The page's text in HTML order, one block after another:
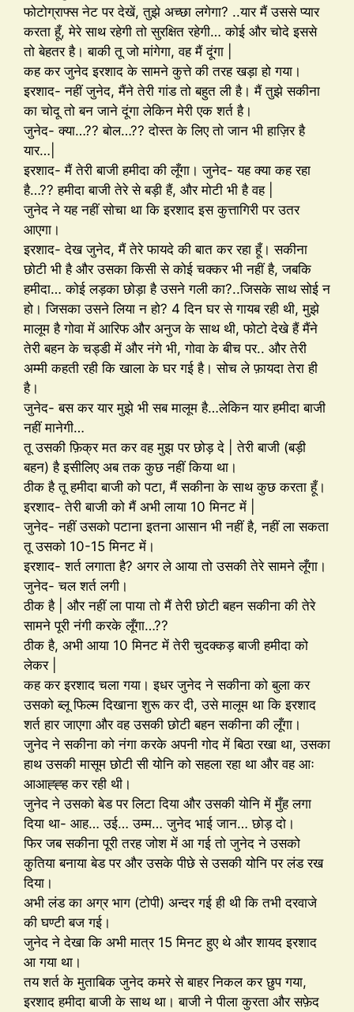
फोटोग्राफ्स नेट पर देखें, तुझे अच्छा लगेगा? ..यार मैं उससे प्यार
करता हूँ, मेरे साथ रहेगी तो सुरक्षित रहेगी… कोई और चोदे इससे
तो बेहतर है। बाकी तू जो मांगेगा, वह मैं दूंगा |
कह कर जुनेद इरशाद के सामने कुत्ते की तरह खड़ा हो गया।
इरशाद- नहीं जुनेद, मैंने तेरी गांड तो बहुत ली है। मैं तुझे सकीना
का चोदू तो बन जाने दूंगा लेकिन मेरी एक शर्त है।
जुनेद- क्या…?? बोल…?? दोस्त के लिए तो जान भी हाज़िर है
यार…|
इरशाद- मैं तेरी बाजी हमीदा की लूँगा। जुनेद- यह क्या कह रहा
है…?? हमीदा बाजी तेरे से बड़ी हैं, और मोटी भी है वह |
जुनेद ने यह नहीं सोचा था कि इरशाद इस कुत्तागिरी पर उतर
आएगा।
इरशाद- देख जुनेद, मैं तेरे फायदे की बात कर रहा हूँ। सकीना
छोटी भी है और उसका किसी से कोई चक्कर भी नहीं है, जबकि
हमीदा… कोई लड़का छोड़ा है उसने गली का?..जिसके साथ सोई न
हो। जिसका उसने लिया न हो? 4 दिन घर से गायब रही थी, मुझे
मालूम है गोवा में आरिफ और अनुज के साथ थी, फोटो देखे हैं मैंने
तेरी बहन के चड्डी में और नंगे भी, गोवा के बीच पर.. और तेरी
अम्मी कहती रही कि खाला के घर गई है। सोच ले फ़ायदा तेरा ही
है।
जुनेद- बस कर यार मुझे भी सब मालूम है…लेकिन यार हमीदा बाजी
नहीं मानेगी…
तू उसकी फ़िक्र मत कर वह मुझ पर छोड़ दे | तेरी बाजी (बड़ी
बहन) है इसीलिए अब तक कुछ नहीं किया था।
ठीक है तू हमीदा बाजी को पटा, मैं सकीना के साथ कुछ करता हूँ।
इरशाद- तेरी बाजी को मैं अभी लाया 10 मिनट में |
जुनेद- नहीं उसको पटाना इतना आसान भी नहीं है, नहीं ला सकता
तू उसको 10-15 मिनट में।
इरशाद- शर्त लगाता है? अगर ले आया तो उसकी तेरे सामने लूँगा।
जुनेद- चल शर्त लगी।
ठीक है | और नहीं ला पाया तो मैं तेरी छोटी बहन सकीना की तेरे
सामने पूरी नंगी करके लूँगा…??
ठीक है, अभी आया 10 मिनट में तेरी चुदक्कड़ बाजी हमीदा को
लेकर |
कह कर इरशाद चला गया। इधर जुनेद ने सकीना को बुला कर
उसको ब्लू फिल्म दिखाना शुरू कर दी, उसे मालूम था कि इरशाद
शर्त हार जाएगा और वह उसकी छोटी बहन सकीना की लूँगा।
जुनेद ने सकीना को नंगा करके अपनी गोद में बिठा रखा था, उसका
हाथ उसकी मासूम छोटी सी योनि को सहला रहा था और वह आः
आआह्ह्ह कर रही थी।
जुनेद ने उसको बेड पर लिटा दिया और उसकी योनि में मुँह लगा
दिया था- आह… उई… उम्म… जुनेद भाई जान… छोड़ दो।
फिर जब सकीना पूरी तरह जोश में आ गई तो जुनेद ने उसको
कुतिया बनाया बेड पर और उसके पीछे से उसकी योनि पर लंड रख
दिया।
अभी लंड का अग्र भाग (टोपी) अन्दर गई ही थी कि तभी दरवाजे
की घण्टी बज गई।
जुनेद ने देखा कि अभी मात्र 15 मिनट हुए थे और शायद इरशाद
आ गया था।
तय शर्त के मुताबिक जुनेद कमरे से बाहर निकल कर छुप गया,
इरशाद हमीदा बाजी के साथ था। बाजी ने पीला कुरता और सफ़ेद